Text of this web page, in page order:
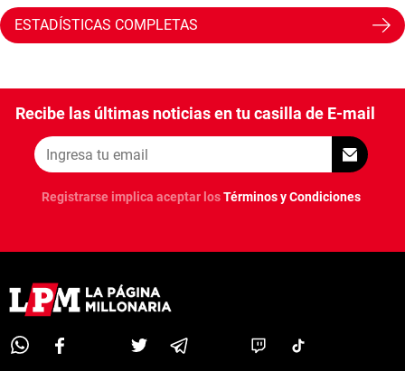
ESTADÍSTICAS COMPLETAS
Recibe las últimas noticias en tu casilla de E-mail
Registrarse implica aceptar losTérminos y Condiciones